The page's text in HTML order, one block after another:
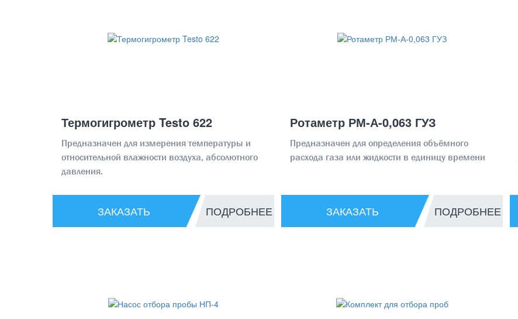
Термогигрометр Testo 622
Предназначен для измерения температуры и
относительной влажности воздуха, абсолютного
давления.
ЗАКАЗАТЬ ПОДРОБНЕЕ
Ротаметр РМ-А-0,063 ГУЗ
Предназначен для определения объёмного
расхода газа или жидкости в единицу времени
ЗАКАЗАТЬ ПОДРОБНЕЕ